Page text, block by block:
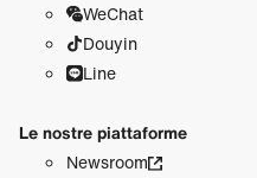
WeChat
Douyin
Line
Le nostre piattaforme
Newsroom